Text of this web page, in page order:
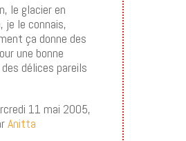
le glacier en
je le connais,
ça donne des
une bonne
délices pareils
11 mai 2005,
Anitta